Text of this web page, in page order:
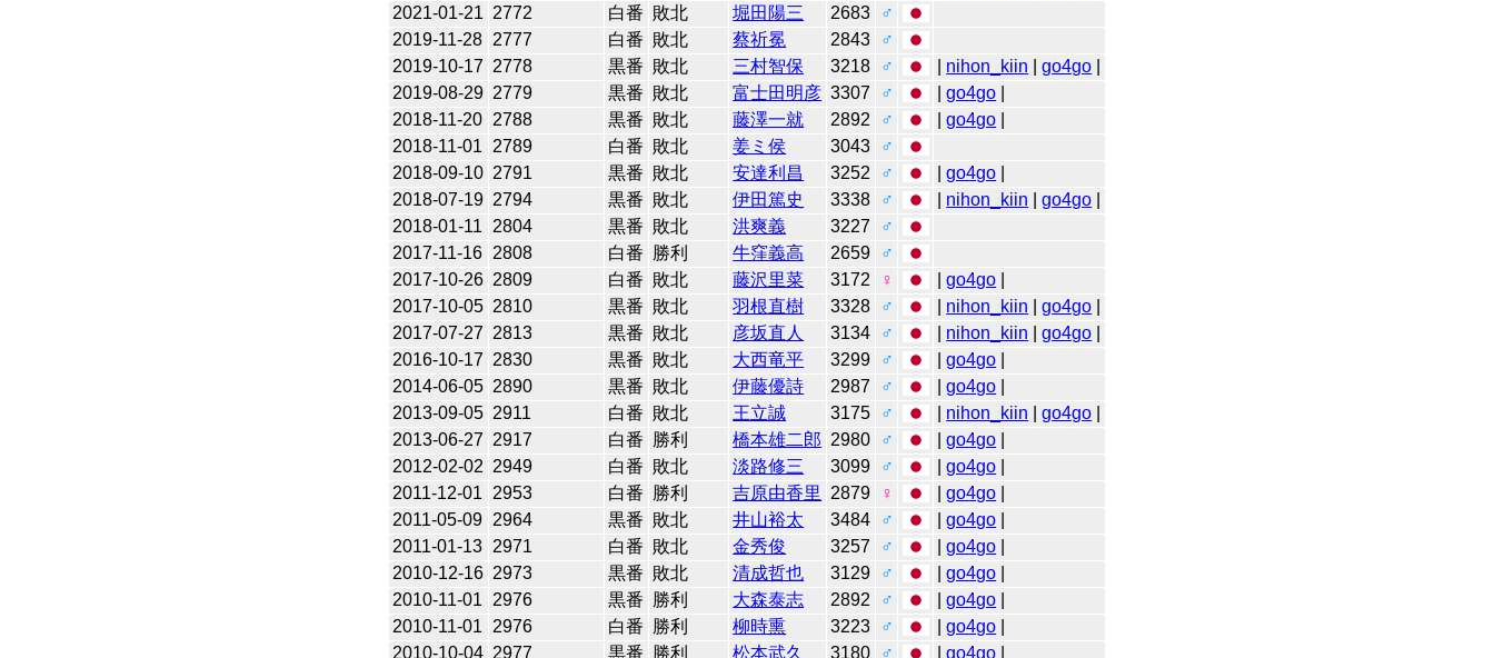
2021-01-21 2772 白番 敗北 堀田陽三 2683
♂
2019-11-28 2777 白番 敗北 蔡祈冕 2843
♂
2019-10-17 2778 黒番 敗北 三村智保 3218 ♂ nihon_kiin |go4go
2019-08-29 2779 黒番 敗北 富士田明彦 3307 ♂ |go4go
2018-11-20 2788 黒番 敗北 藤澤一就 2892 ♂ |go4go
2018-11-01
2789 白番 敗北 姜ミ侯 3043
♂
2018-09-10 2791 黒番 敗北 安達利昌 3252 ♂ |go4go
2018-07-19 2794 黒番 敗北 伊田篤史 3338 ♂ nihon_kiin |go4go
2018-01-11
2804 黒番 敗北 洪爽義 3227
♂
2017-11-16 2808 白番 勝利 牛窪義高 2659
♂
2017-10-26 2809 白番 敗北 藤沢里菜 3172 ♀ |go4go
2017-10-05 2810 黒番 敗北 羽根直樹 3328 ♂ nihon_kiin |go4go
2017-07-27 2813 黒番 敗北 彦坂直人 3134 ♂ nihon_kiin |go4go
2016-10-17 2830 黒番 敗北 大西竜平 3299 ♂ |go4go
2014-06-05 2890 黒番 敗北 伊藤優詩 2987 ♂ |go4go
2013-09-05 2911 白番 敗北 王立誠 3175 ♂ nihon_kiin |go4go
2013-06-27 2917 白番 勝利 橋本雄二郎 2980 ♂ |go4go
2012-02-02 2949 白番 敗北 淡路修三 3099 ♂ |go4go
2011-12-01
2953 白番 勝利 吉原由香里 2879 ♀ |go4go
2011-05-09 2964 黒番 敗北 井山裕太 3484 ♂ |go4go
2011-01-13 2971 白番 敗北 金秀俊 3257 ♂ |go4go
2010-12-16 2973 黒番 敗北 清成哲也 3129 ♂ |go4go
2010-11-01
2976 黒番 勝利 大森泰志 2892 ♂ |go4go
2010-11-01
2976 白番 勝利 柳時熏 3223 ♂ |go4go
2010-10-04 2977 黒番 勝利 松本武久 3180 ♂ |go4go